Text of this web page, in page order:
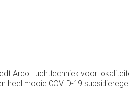
Arco Luchttechniek voor
heel mooie COVID-19